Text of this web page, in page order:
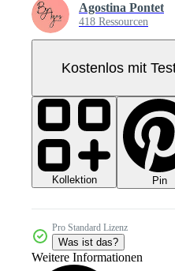
Agostina Pontet
418 Ressourcen
Kostenlos mit
Kollektion Pin
Pro Standard Lizenz
Was ist das?
Weitere Informationen